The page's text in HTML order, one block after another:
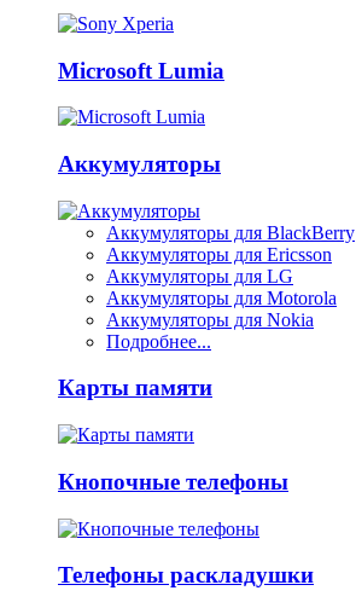
Microsoft Lumia
Аккумуляторы
Аккумуляторы для BlackBerry
Аккумуляторы для Ericsson
Аккумуляторы для LG
Аккумуляторы для Motorola
Аккумуляторы для Nokia
Подробнее...
Карты памяти
Кнопочные телефоны
Телефоны раскладушки